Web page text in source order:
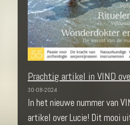
Prachtig artikel in VIND
30-08-2024
In het nieuwe nummer van
artikel over Lucie! Dit mooi